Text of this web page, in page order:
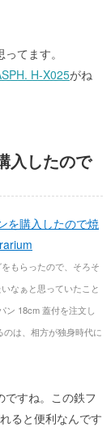
てます。
H-X025がね
入したので
を購入したので焼
もらったので、そろそ
なぁと思っていたこと
ン 18cm 蓋付を注文し
は、相方が独身時代に
すね。この鉄フ
ると便利なんです